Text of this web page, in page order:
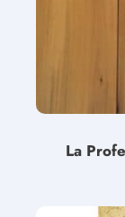
La